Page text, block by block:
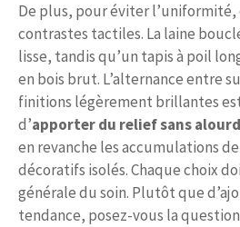
De plus, pour éviter
contrastes tactiles. La laine
lisse, tandis qu’un tapis à poil
en bois brut. L’alternance entre
finitions légèrement brillantes
d’apporter du relief sans
en revanche les accumulations
décoratifs isolés. Chaque choix
générale du soin. Plutôt que
tendance, posez-vous la